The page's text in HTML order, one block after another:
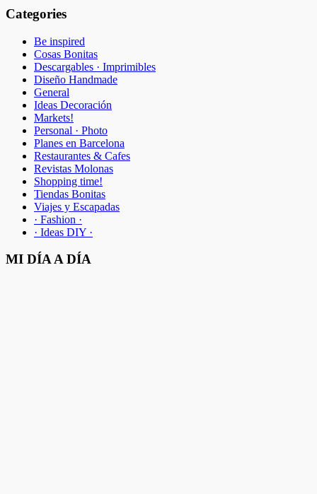
Categories
Be inspired
Cosas Bonitas
Descargables · Imprimibles
Diseño Handmade
General
Ideas Decoración
Markets!
Personal · Photo
Planes en Barcelona
Restaurantes & Cafes
Revistas Molonas
Shopping time!
Tiendas Bonitas
Viajes y Escapadas
· Fashion ·
· Ideas DIY ·
MI DÍA A DÍA